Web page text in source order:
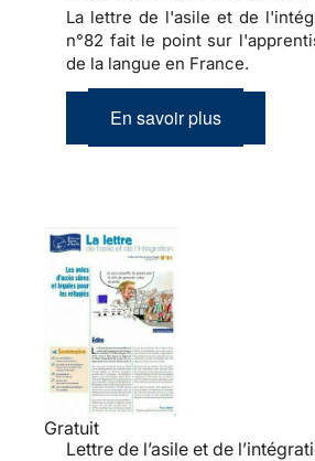
La lettre de l'asile et de
n°82 fait le point sur
de la langue en France.
En savoir plus
Gratuit
Lettre de l’asile et de